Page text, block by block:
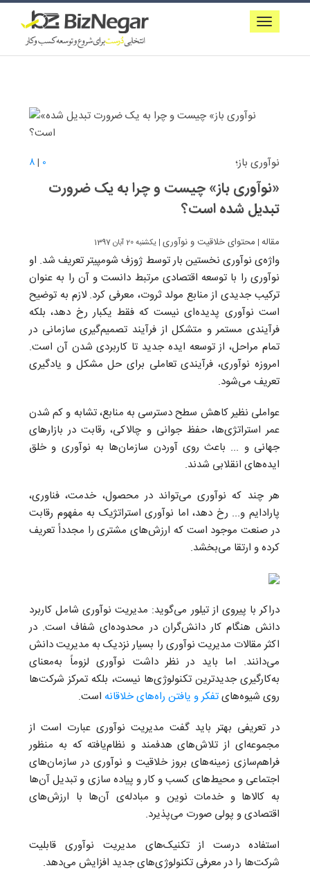
نوآوری باز؛ 8| 0
«نوآوری باز» چیست و چرا به یک ضرورت
تبدیل شده است؟
مقاله | محتوای خلاقیت و نوآوری | یکشنبه 20 آبان 1397
واژه‌ی نوآوری نخستین بار توسط ژوزف شومپیتر تعریف شد. او
نوآوری را با توسعه اقتصادی مرتبط دانست و آن را به عنوان
ترکیب جدیدی از منابع مولد ثروت، معرفی كرد. لازم به توضیح
است نوآوری پدیده‌ای نیست که فقط یکبار رخ دهد، بلکه
فرآیندی مستمر و متشکل از فرآیند تصمیم‌گیری سازمانی در
تمام مراحل، از توسعه ایده جدید تا کاربردی شدن آن است.
امروزه نوآوری، فرآیندی تعاملی برای حل مشکل و یادگیری
تعریف می‌شود.
عواملی نظیر کاهش سطح دسترسی به منابع، تشابه و کم شدن
عمر استراتژی‌ها، حفظ جوانی و چالاکی، رقابت در بازارهای
جهانی و ... باعث روی آوردن سازمان‌ها به نوآوری و خلق
ایده‌های انقلابی شدند.
هر چند که نوآوری می‌تواند در محصول، خدمت، فناوری،
پارادایم و... رخ دهد، اما نوآوری استراتژیک به مفهوم رقابت
در صنعت موجود است که ارزش‌های مشتری را مجدداً تعریف
کرده و ارتقا می‌بخشد.
دراکر با پیروی از تیلور می‌گوید: مدیریت نوآوری شامل کاربرد
دانش هنگام کار دانش‌گران در محدوده‌ای شفاف است. در
اکثر مقالات مدیریت نوآوری را بسیار نزدیک به مدیریت دانش
می‌دانند. اما باید در نظر داشت نوآوری لزوماً به‌معنای
به‌کار‌گیری جدیدترین تکنولوژی‌ها نیست، بلکه تمرکز شرکت‌ها
روی شیوه‌هایتفکر و یافتن راه‌های خلاقانه است.
در تعریفی بهتر باید گفت مدیریت نوآوری عبارت است از
مجموعه‌ای از تلاش‌های هدفمند و نظام‌یافته که به منظور
فراهم‌سازی زمینه‌های بروز خلاقیت و نوآوری در سازمان‌های
اجتماعی و محیط‌های کسب و کار و پیاده سازی و تبدیل آن‌ها
به کالاها و خدمات نوین و مبادله‌ی آن‌ها با ارزش‌های
اقتصادی و پولی صورت می‌پذیرد.
استفاده درست از تکنیک‌های مدیریت نوآوری قابلیت
شرکت‌ها را در معرفی تکنولوژی‌های جدید افزایش می‌دهد.